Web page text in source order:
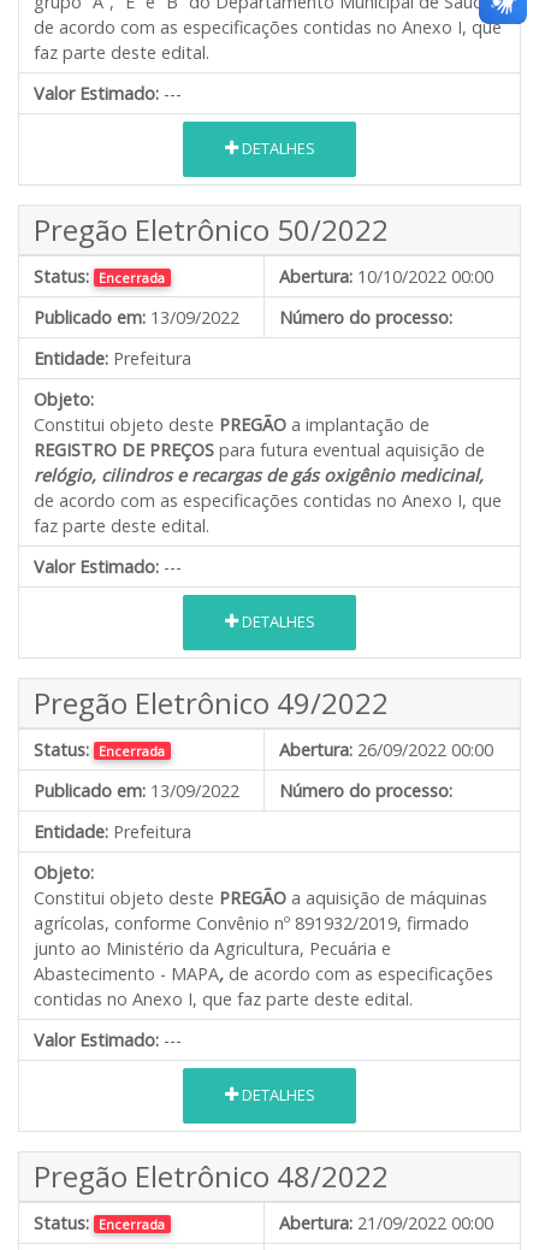
de acordo com as especificações contidas no Anexo I, que
faz parte deste edital.
Valor Estimado: ---
DETALHES
Pregão Eletrônico 50/2022
Status: Encerrada Abertura: 10/10/2022 00:00
Publicado em: 13/09/2022
Número do processo:
Entidade: Prefeitura
Objeto:
Constitui objeto deste PREGÃO a implantação de
REGISTRO DE PREÇOS para futura eventual aquisição de
relógio, cilindros e recargas de gás oxigênio medicinal,
de acordo com as especificações contidas no Anexo I, que
faz parte deste edital.
Valor Estimado: ---
DETALHES
Pregão Eletrônico 49/2022
Status: Encerrada Abertura: 26/09/2022 00:00
Publicado em: 13/09/2022
Número do processo:
Entidade: Prefeitura
Objeto:
Constitui objeto deste PREGÃO a aquisição de máquinas
agrícolas, conforme Convênio nº 891932/2019, firmado
junto ao Ministério da Agricultura, Pecuária e
Abastecimento - MAPA, de acordo com as especificações
contidas no Anexo I, que faz parte deste edital.
Valor Estimado: ---
DETALHES
Pregão Eletrônico 48/2022
Status: Encerrada Abertura: 21/09/2022 00:00